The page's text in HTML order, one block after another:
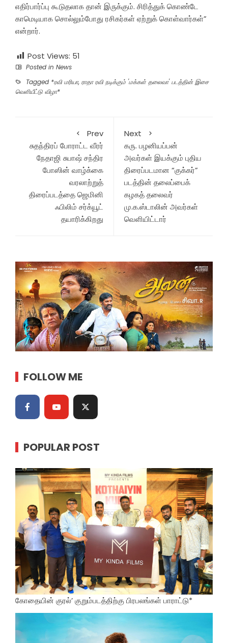
எதிர்பார்ப்பு கூடுதலாக தான் இருக்கும். சிரித்துக் கொண்டே
காமெடியாக சொல்லும்போது ரசிகர்கள் ஏற்றுக் கொள்வார்கள்”
என்றார்.
Post Views: 51
Posted in News
Tagged *ரவி மரியா, ராதா ரவி நடிக்கும் 'மக்கள் தலைவா' படத்தின் இசை
வெளியீட்டு விழா*
Prev
சுதந்திரப் போராட்ட வீரர்
நேதாஜி சுபாஷ் சந்திர
போஸின் வாழ்க்கை
வரலாற்றுத்
திரைப்படத்தை ஜெமினி
ஃபிலிம் சர்க்யூட்
தயாரிக்கிறது
Next
கரு. பழனியப்பன்
அவர்கள் இயக்கும் புதிய
திரைப்படமான “குக்கர்”
படத்தின் தலைப்பைக்
கழகத் தலைவர்
மு.க.ஸ்டாலின் அவர்கள்
வெளியிட்டார்
FOLLOW ME
POPULAR POST
கோதையின் குரல்’ குறும்படத்திற்கு பிரபலங்கள் பாராட்டு*